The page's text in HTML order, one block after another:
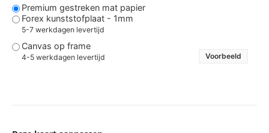
Premium gestreken mat papier
Forex kunststofplaat - 1mm
5-7 werkdagen levertijd
Canvas op frame
4-5 werkdagen levertijd Voorbeeld